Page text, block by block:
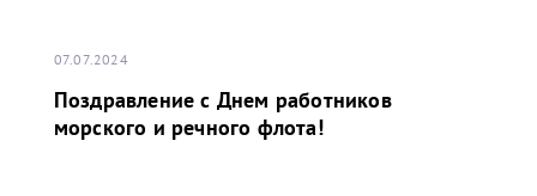
07.07.2024
Поздравление с Днем работников
морского и речного флота!